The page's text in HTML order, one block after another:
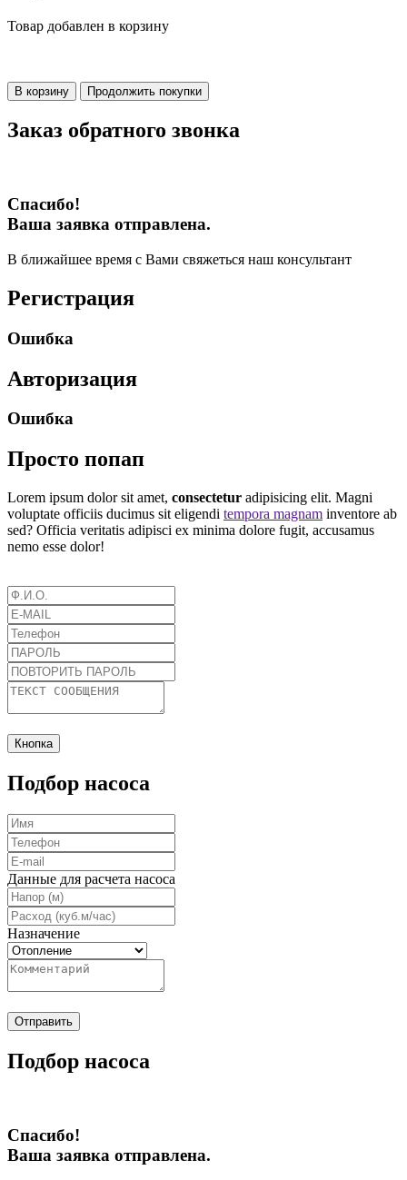
Товар добавлен в корзину
В корзину Продолжить покупки
Заказ обратного звонка
Спасибо!
Ваша заявка отправлена.
В ближайшее время с Вами свяжеться наш консультант
Регистрация
Ошибка
Авторизация
Ошибка
Просто попап
Lorem ipsum dolor sit amet, consectetur adipisicing elit. Magni
voluptate officiis ducimus sit eligendi tempora magnam inventore ab
sed? Officia veritatis adipisci ex minima dolore fugit, accusamus
nemo esse dolor!
Кнопка
Подбор насоса
Данные для расчета насоса
Назначение
Отправить
Подбор насоса
Спасибо!
Ваша заявка отправлена.